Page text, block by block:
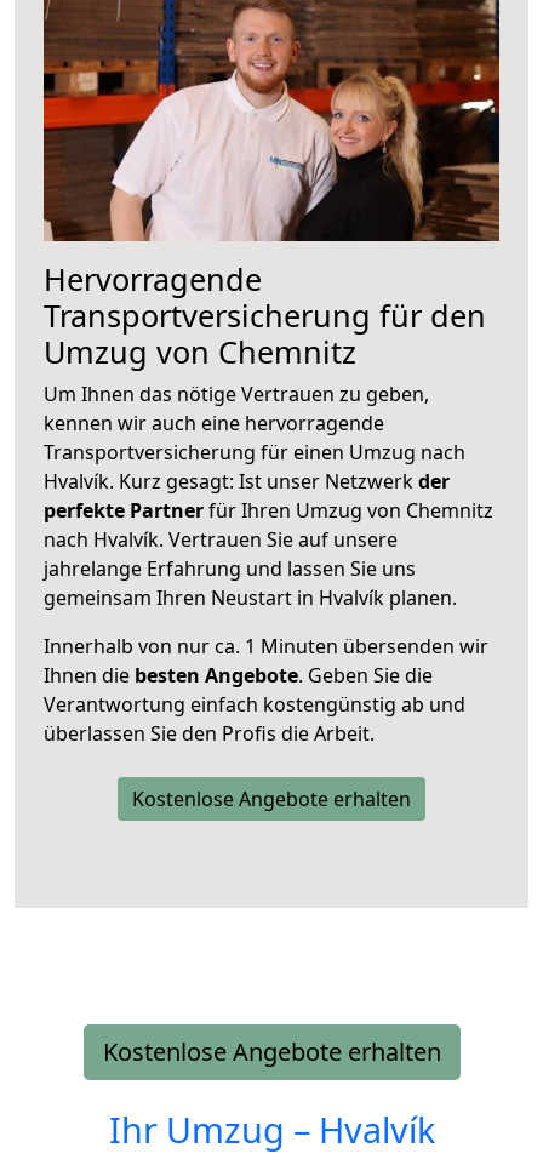
Hervorragende
Transportversicherung für den
Umzug von Chemnitz
Um Ihnen das nötige Vertrauen zu geben,
kennen wir auch eine hervorragende
Transportversicherung für einen Umzug nach
Hvalvík. Kurz gesagt: Ist unser Netzwerkder
perfekte Partnerfür Ihren Umzug von Chemnitz
nach Hvalvík. Vertrauen Sie auf unsere
jahrelange Erfahrung und lassen Sie uns
gemeinsam Ihren Neustart in Hvalvík planen.
Innerhalb von nur ca. 1 Minuten übersenden wir
Ihnen die besten Angebote. Geben Sie die
Verantwortung einfach kostengünstig ab und
überlassen Sie den Profis die Arbeit.
Kostenlose Angebote erhalten
Kostenlose Angebote erhalten
Ihr Umzug – Hvalvík